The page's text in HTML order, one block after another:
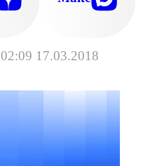
02:09 17.03.2018